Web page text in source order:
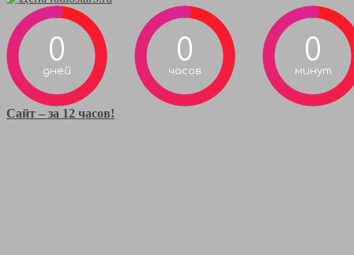
0
дней
0
часов
0
минут
Сайт – за 12 часов!